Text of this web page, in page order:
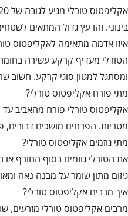
בינוני. זהו עץ גדול המתאים
איזו אדמה מתאימה לאקליפטוס
הטורלי מעדיף קרקע עשירה בחומר
ומסתגל למגוון סוגי קרקע. חשוב
מתי פורח אקליפטוס טורלי?
אקליפטוס טורלי פורח מהאביב
מטריות. הפרחים מושכים דבורים,
מתי גוזמים אקליפטוס טורלי?
את הטורלי גוזמים בסוף החורף או
גיזום מתון שומר על מבנה נאה
איך מרבים אקליפטוס טורלי?
מרבים אקליפטוס טורלי מזרעים,